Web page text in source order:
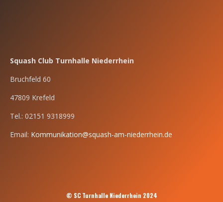
Squash Club Turnhalle Niederrhein
Bruchfeld 60
47809 Krefeld
Tel.: 02151 9318999
Email: Kommunikation@squash-am-niederrhein.de
© SC Turnhalle Niederrhein 2024